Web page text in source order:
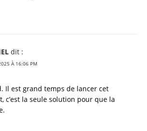
dit :
À 16:06 PM
Il est grand temps de lancer cet
c’est la seule solution pour que la